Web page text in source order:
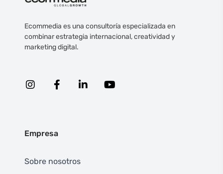
Ecommedia es una consultoría especializada en
combinar estrategia internacional, creatividad y
marketing digital.
Empresa
Sobre nosotros